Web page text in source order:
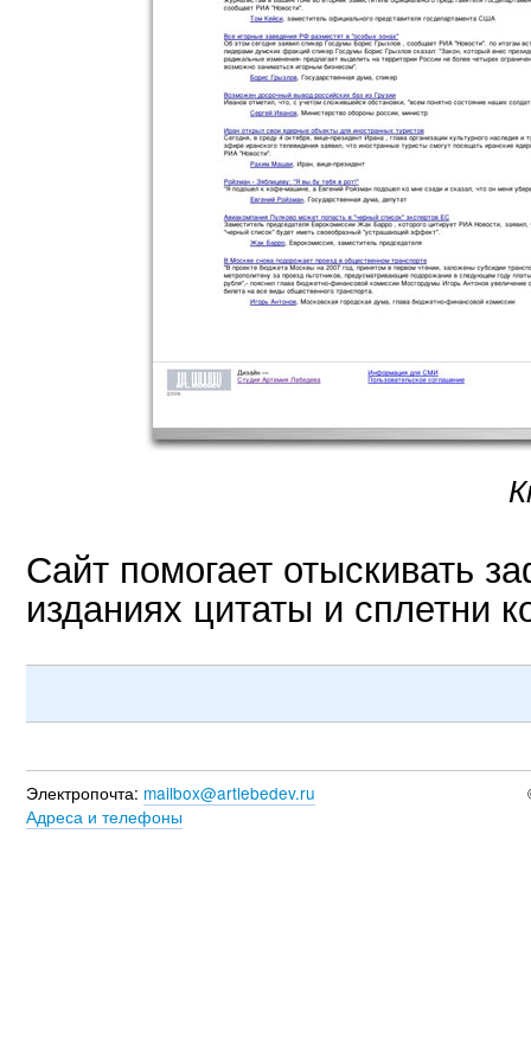
Сайт помогает отыскивать
изданиях цитаты и сплетни
Электропочта: mailbox@artlebedev.ru
Адреса и телефоны